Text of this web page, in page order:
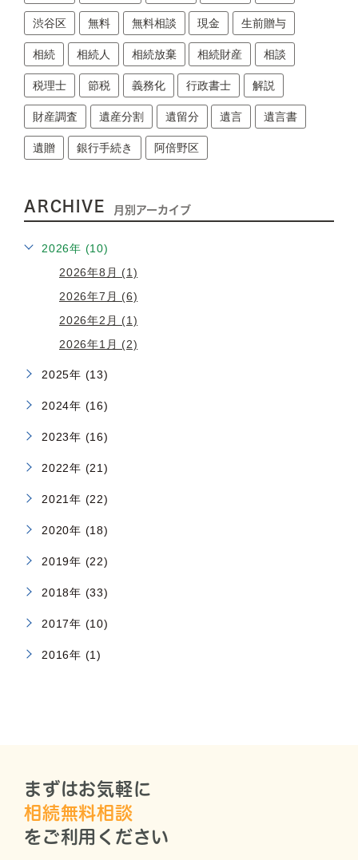
渋谷区 無料 無料相談 現金 生前贈与
相続 相続人 相続放棄 相続財産 相談
税理士 節税 義務化 行政書士 解説
財産調査 遺産分割 遺留分 遺言 遺言書
遺贈 銀行手続き 阿倍野区
ARCHIVE 月別アーカイブ
2026年 (10)
2026年8月 (1)
2026年7月 (6)
2026年2月 (1)
2026年1月 (2)
2025年 (13)
2024年 (16)
2023年 (16)
2022年 (21)
2021年 (22)
2020年 (18)
2019年 (22)
2018年 (33)
2017年 (10)
2016年 (1)
まずはお気軽に
相続無料相談
をご利用ください